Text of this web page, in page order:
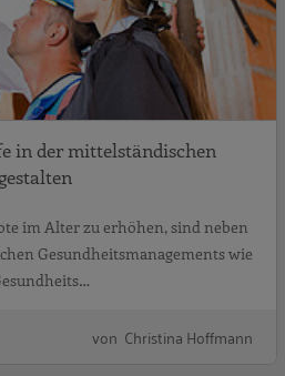
in der mittelständischen
im Alter zu erhöhen, sind neben
Gesundheitsmanagements wie
von Christina Hoffmann